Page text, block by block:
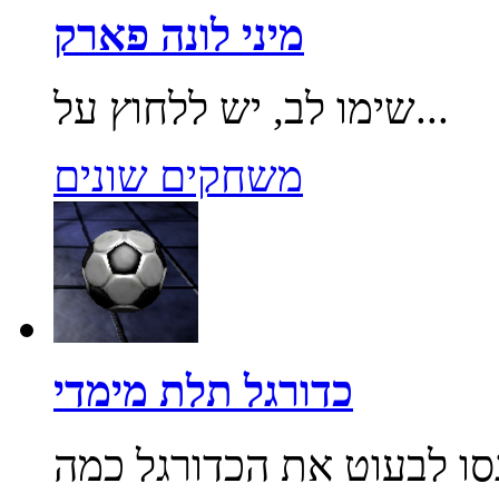
מיני לונה פארק
שימו לב, יש ללחוץ על...
משחקים שונים
כדורגל תלת מימדי